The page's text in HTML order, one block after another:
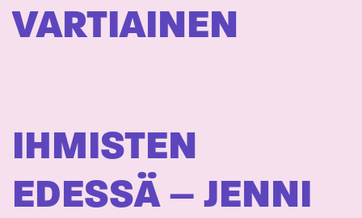
VARTIAINEN
IHMISTEN
EDESSÄ – JENNI